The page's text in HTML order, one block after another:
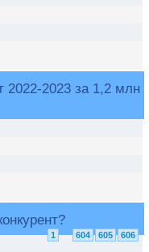
2022-2023 за 1,2 млн
1 ... 604 605
606